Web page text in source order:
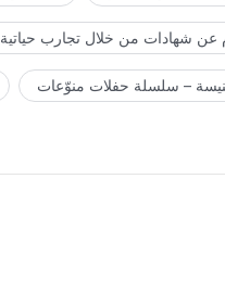
عن شهادات من خلال تجارب حياتية
– سلسلة حفلات منوّعات